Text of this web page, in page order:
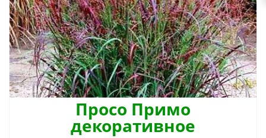
Просо Примо
декоративное